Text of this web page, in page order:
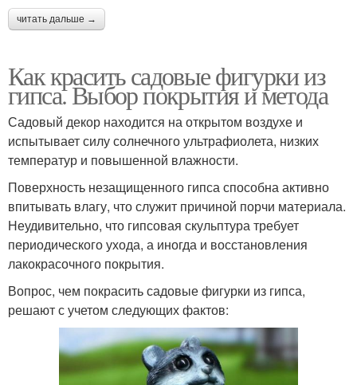
читать дальше →
Как красить садовые фигурки из
гипса. Выбор покрытия и метода
Садовый декор находится на открытом воздухе и
испытывает силу солнечного ультрафиолета, низких
температур и повышенной влажности.
Поверхность незащищенного гипса способна активно
впитывать влагу, что служит причиной порчи материала.
Неудивительно, что гипсовая скульптура требует
периодического ухода, а иногда и восстановления
лакокрасочного покрытия.
Вопрос, чем покрасить садовые фигурки из гипса,
решают с учетом следующих фактов: